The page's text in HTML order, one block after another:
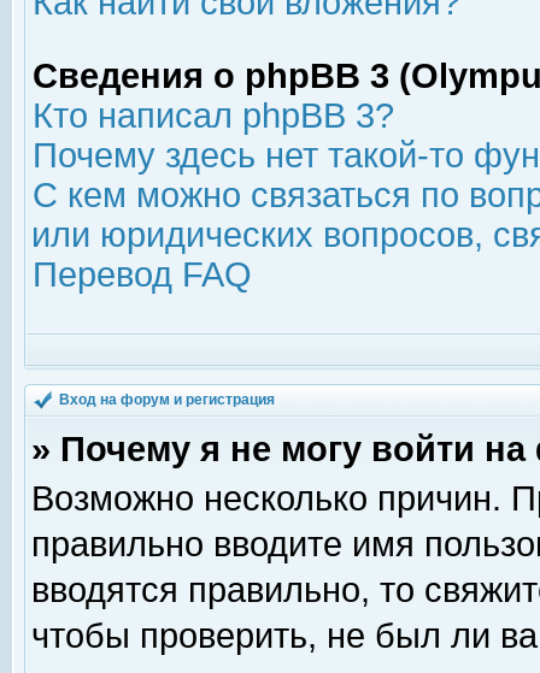
Сведения о phpBB 3
Кто написал phpBB 3?
Почему здесь нет такой-то
С кем можно связаться по
или юридических вопросов,
Перевод FAQ
Вход на форум и регистрация
» Почему я не могу войти
Возможно несколько причин.
правильно вводите имя
вводятся правильно, то
чтобы проверить, не был ли